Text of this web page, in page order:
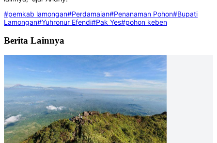
#pemkab lamongan#Perdamaian#Penanaman Pohon#Bupati
Lamongan#Yuhronur Efendi#Pak Yes#pohon keben
Berita Lainnya